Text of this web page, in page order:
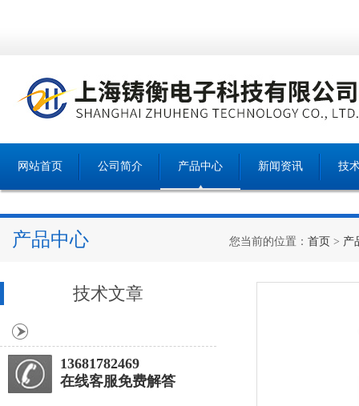
网站首页 公司简介 产品中心 新闻资讯 技
产品中心 您当前的位置： 首页 > 产
技术文章
13681782469
在线客服免费解答